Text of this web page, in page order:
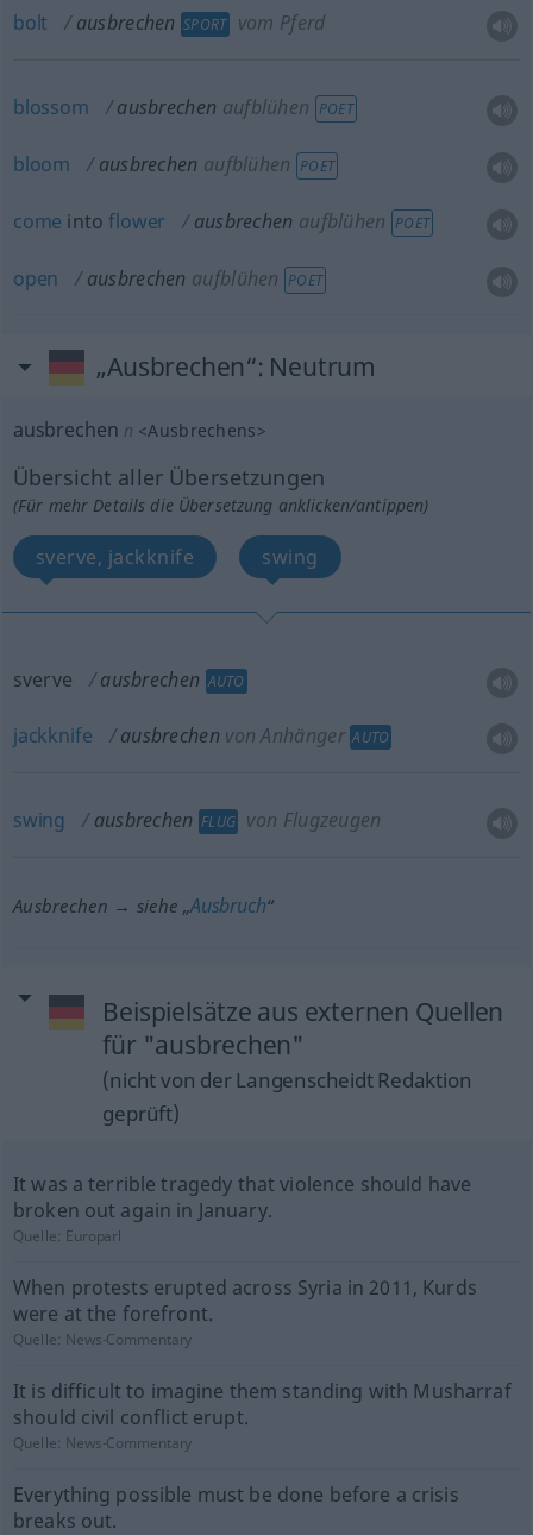
bolt ausbrechen SPORT vom Pferd
blossom ausbrechen aufblühen POET
bloom ausbrechen aufblühen POET
come intoflower ausbrechen aufblühen POET
open ausbrechen aufblühen POET
„Ausbrechen“: Neutrum
ausbrechen n <Ausbrechens>
Übersicht aller Übersetzungen
(Für mehr Details die Übersetzung anklicken/antippen)
sverve, jackknife swing
sverve ausbrechen AUTO
jackknife ausbrechen von Anhänger AUTO
swing ausbrechen FLUG von Flugzeugen
Ausbrechen → siehe „Ausbruch“
Beispielsätze aus externen Quellen
für "ausbrechen"
(nicht von der Langenscheidt Redaktion
geprüft)
It was a terrible tragedy that violence should have
broken out again in January.
Quelle: Europarl
When protests erupted across Syria in 2011, Kurds
were at the forefront.
Quelle: News-Commentary
It is difficult to imagine them standing with Musharraf
should civil conflict erupt.
Quelle: News-Commentary
Everything possible must be done before a crisis
breaks out.